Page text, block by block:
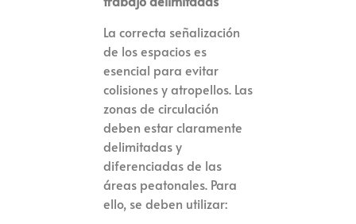
La correcta señalización
de los espacios es
esencial para evitar
colisiones y atropellos. Las
zonas de circulación
deben estar claramente
delimitadas y
diferenciadas de las
áreas peatonales. Para
ello, se deben utilizar: